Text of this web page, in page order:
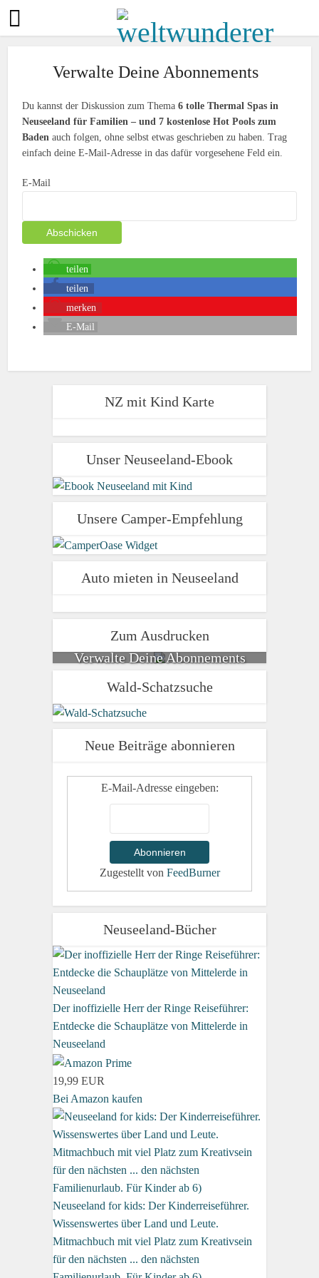
Verwalte Deine Abonnements
Du kannst der Diskussion zum Thema6 tolle Thermal Spas in
Neuseeland für Familien – und 7 kostenlose Hot Pools zum
Baden auch folgen, ohne selbst etwas geschrieben zu haben. Trag
einfach deine E-Mail-Adresse in das dafür vorgesehene Feld ein.
E-Mail
teilen
teilen
merken
E-Mail
NZ mit Kind Karte
Unser Neuseeland-Ebook
Unsere Camper-Empfehlung
Auto mieten in Neuseeland
Zum Ausdrucken
Verwalte Deine Abonnements
Wald-Schatzsuche
Neue Beiträge abonnieren
E-Mail-Adresse eingeben:
Zugestellt von FeedBurner
Neuseeland-Bücher
Der inoffizielle Herr der Ringe Reiseführer:
Entdecke die Schauplätze von Mittelerde in
Neuseeland
19,99 EUR
Bei Amazon kaufen
Neuseeland for kids: Der Kinderreiseführer.
Wissenswertes über Land und Leute.
Mitmachbuch mit viel Platz zum Kreativsein
für den nächsten ... den nächsten